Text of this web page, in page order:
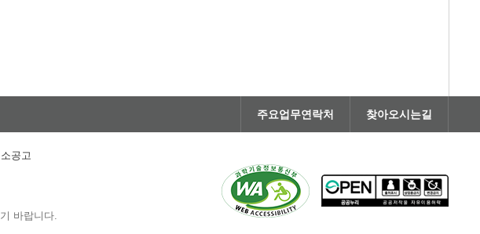
주요업무연락처 찾아오시는길
공고
바랍니다.